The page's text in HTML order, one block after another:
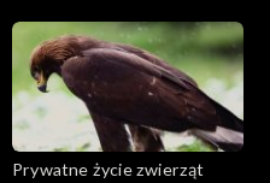
Prywatne życie zwierząt